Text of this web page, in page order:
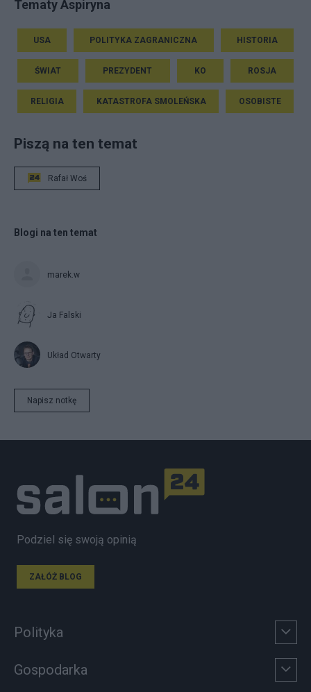
Tematy Aspiryna
USA POLITYKA ZAGRANICZNA HISTORIA
ŚWIAT PREZYDENT KO ROSJA
RELIGIA KATASTROFA SMOLEŃSKA OSOBISTE
Piszą na ten temat
Rafał Woś
Blogi na ten temat
marek.w
Ja Falski
Układ Otwarty
Napisz notkę
Podziel się swoją opinią
ZAŁÓŻ BLOG
Polityka
Gospodarka